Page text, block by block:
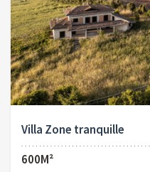
Villa Zone tranquille
600M²